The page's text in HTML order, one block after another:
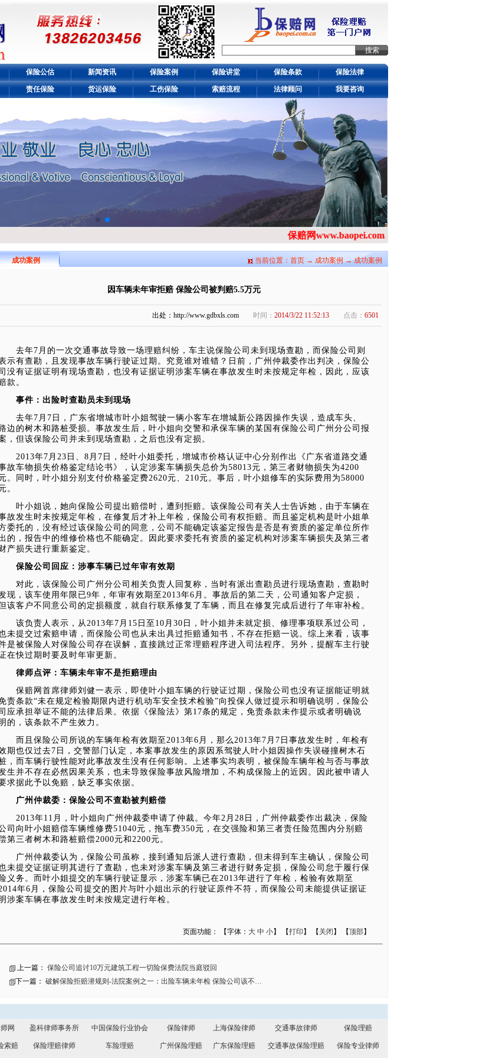
保险公估 新闻资讯 保险案例 保险讲堂 保险条款 保险法律
责任保险 货运保险 工伤保险 索赔流程 法律顾问 我要咨询
保赔网www.baopei.com.cn
成功案例 当前位置： 首页 → 成功案例→ 成功案例
因车辆未年审拒赔 保险公司被判赔5.5万元
出处：http://www.gdbxls.com 时间： 2014/3/22 11:52:13 点击： 6501
去年7月的一次交通事故导致一场理赔纠纷，车主说保险公司未到现场查勘，而保险公司则
示有查勘，且发现事故车辆行驶证过期。究竟谁对谁错？日前，广州仲裁委作出判决，保险公
没有证据证明有现场查勘，也没有证据证明涉案车辆在事故发生时未按规定年检，因此，应该
款。
事件：出险时查勘员未到现场
去年7月7日，广东省增城市叶小姐驾驶一辆小客车在增城新公路因操作失误，造成车头、
边的树木和路桩受损。事故发生后，叶小姐向交警和承保车辆的某国有保险公司广州分公司报
，但该保险公司并未到现场查勘，之后也没有定损。
2013年7月23日、8月7日，经叶小姐委托，增城市价格认证中心分别作出《广东省道路交通
故车物损失价格鉴定结论书》，认定涉案车辆损失总价为58013元，第三者财物损失为4200
。同时，叶小姐分别支付价格鉴定费2620元、210元。事后，叶小姐修车的实际费用为58000
。
叶小姐说，她向保险公司提出赔偿时，遭到拒赔。该保险公司有关人士告诉她，由于车辆在
故发生时未按规定年检，在修复后才补上年检，保险公司有权拒赔。而且鉴定机构是叶小姐单
委托的，没有经过该保险公司的同意，公司不能确定该鉴定报告是否是有资质的鉴定单位所作
的，报告中的维修价格也不能确定。因此要求委托有资质的鉴定机构对涉案车辆损失及第三者
产损失进行重新鉴定。
保险公司回应：涉事车辆已过年审有效期
对此，该保险公司广州分公司相关负责人回复称，当时有派出查勘员进行现场查勘，查勘时
现，该车使用年限已9年，年审有效期至2013年6月。事故后的第二天，公司通知客户定损，
该客户不同意公司的定损额度，就自行联系修复了车辆，而且在修复完成后进行了年审补检。
该负责人表示，从2013年7月15日至10月30日，叶小姐并未就定损、修理事项联系过公司，
未提交过索赔申请，而保险公司也从未出具过拒赔通知书，不存在拒赔一说。综上来看，该事
是被保险人对保险公司存在误解，直接跳过正常理赔程序进入司法程序。另外，提醒车主行驶
在快过期时要及时年审更新。
律师点评：车辆未年审不是拒赔理由
保赔网首席律师刘健一表示，即使叶小姐车辆的行驶证过期，保险公司也没有证据能证明就
责条款“未在规定检验期限内进行机动车安全技术检验”向 投保 人做过提示和明确说明，保险公
应承担举证不能的法律后果。依据《保险法》第17条的规定，免责条款未作提示或者明确说
的，该条款不产生效力。
而且保险公司所说的车辆年检有效期至2013年6月，那么2013年7月7日事故发生时，年检有
期也仅过去7日，交警部门认定，本案事故发生的原因系驾驶人叶小姐因操作失误碰撞树木石
，而车辆行驶性能对此事故发生没有任何影响。上述事实均表明，被保险车辆年检与否与事故
生并不存在必然因果关系，也未导致保险事故风险增加，不构成保险上的近因。因此被申请人
求据此予以免赔，缺乏事实依据。
广州仲裁委：保险公司不查勘被判赔偿
2013年11月，叶小姐向广州仲裁委申请了仲裁。今年2月28日，广州仲裁委作出裁决，保险
司向叶小姐赔偿车辆维修费51040元，拖车费350元，在交强险和第三者责任险范围内分别赔
第三者树木和路桩赔偿2000元和2200元。
广州仲裁委认为，保险公司虽称，接到通知后派人进行查勘，但未得到车主确认，保险公司
未提交证据证明其进行了查勘，也未对涉案车辆及第三者进行财务定损，保险公司怠于履行保
险义务。而叶小姐提交的车辆行驶证显示，涉案车辆已在2013年进行了年检，检验有效期至
年6月，保险公司提交的图片与叶小姐出示的行驶证原件不符，而保险公司未能提供证据证
涉案车辆在事故发生时未按规定进行年检。
页面功能： 【字体： 大 中 小】 【打印 】 【 关闭 】 【顶部】
上一篇： 保险公司追讨10万元建筑工程一切险保费法院当庭驳回
下一篇： 破解保险拒赔潜规则-法院案例之一：出险车辆未年检 保险公司该不…
网 盈科律师事务所 中国保险行业协会 保险律师 上海保险律师 交通事故律师 保险理赔
索赔 保险理赔律师 车险理赔 广州保险理赔 广东保险理赔 交通事故保险理赔 保险专业律师